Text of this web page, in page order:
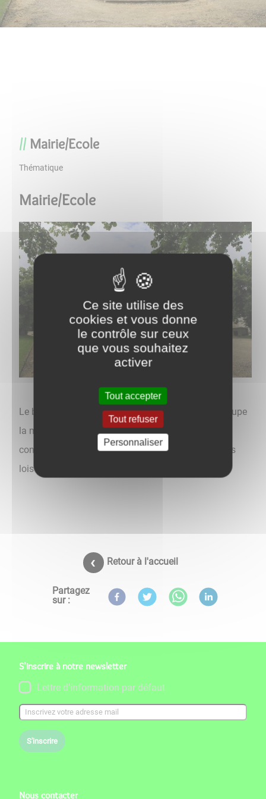
Mairie/Ecole
Thématique
Mairie/Ecole
Le bâtiment a été construit de 1882 à 1886. Il regroupe
la mairie, l'école et le logement de l'instituteur. Sa
construction s'inscrit dans l'application des grandes
lois scolaires de Jules Ferry votées en 1881.
Retour à l'accueil
Partagez
sur :
S'inscrire à notre newsletter
Lettre d'information par défaut
S'inscrire
Nous contacter
Ce site utilise des
cookies et vous donne
le contrôle sur ceux
que vous souhaitez
activer
Tout accepter
Tout refuser
Personnaliser